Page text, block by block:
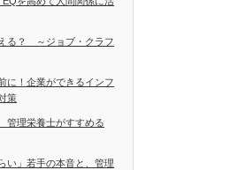
る？ ～ジョブ・クラフ
に！企業ができるインフ
策
理栄養士がすすめる
い」若手の本音と、管理